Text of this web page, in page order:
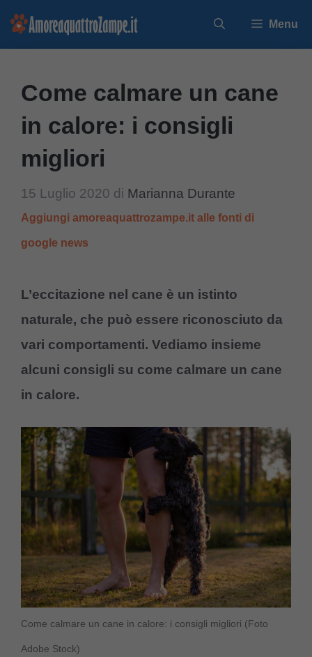
Vai
Menu
Come calmare un cane
in calore: i consigli
migliori
15 Luglio 2020 di Marianna Durante
Aggiungi amoreaquattrozampe.it alle fonti di
google news
L’eccitazione nel cane è un istinto
naturale, che può essere riconosciuto da
vari comportamenti. Vediamo insieme
alcuni consigli su come calmare un cane
in calore.
Come calmare un cane in calore: i consigli migliori (Foto
Adobe Stock)